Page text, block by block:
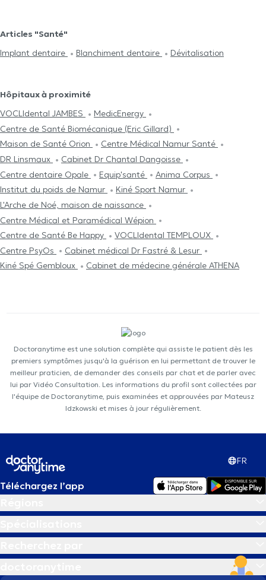
Articles "Santé"
Implant dentaire
Blanchiment dentaire Dévitalisation
Hôpitaux à proximité
VOCLIdental JAMBES
MedicEnergy
Centre de Santé Biomécanique (Eric Gillard)
Maison de Santé Orion
Centre Médical Namur Santé
DR Linsmaux
Cabinet Dr Chantal Dangoisse
Centre dentaire Opale
Equip'santé
Anima Corpus
Institut du poids de Namur
Kiné Sport Namur
L'Arche de Noé, maison de naissance
Centre Médical et Paramédical Wépion
Centre de Santé Be Happy
VOCLIdental TEMPLOUX
Centre PsyOs
Cabinet médical Dr Fastré & Lesur
Kiné Spé Gembloux
Cabinet de médecine générale ATHENA
Doctoranytime est une solution complète qui assiste le patient dès les
premiers symptômes jusqu'à la guérison en lui permettant de trouver le
meilleur praticien, de demander des conseils par chat et de parler avec
lui par Vidéo Consultation. Les informations du profil sont collectées par
l'équipe de Doctoranytime, puis examinées et approuvées par Mateusz
Idzkowski et mises à jour régulièrement.
FR
Téléchargez l’app